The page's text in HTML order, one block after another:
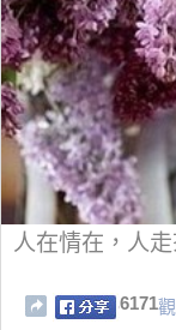
人在情在，人
6171